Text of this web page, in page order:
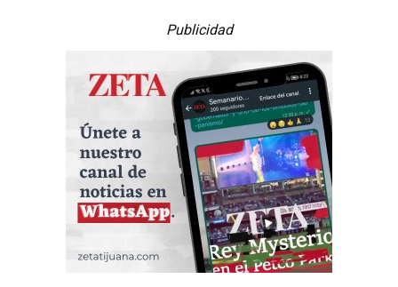
Publicidad